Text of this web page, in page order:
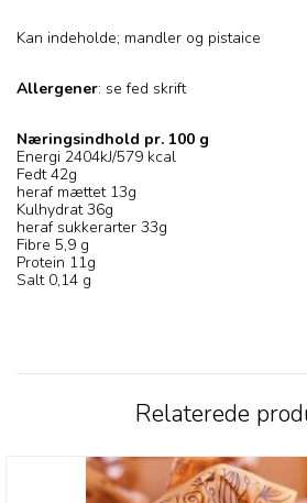
Kan indeholde; mandler og pistaice
Allergener: se fed skrift
Næringsindhold pr. 100 g
Energi 2404kJ/579 kcal
Fedt 42g
heraf mættet 13g
Kulhydrat 36g
heraf sukkerarter 33g
Fibre 5,9 g
Protein 11g
Salt 0,14 g
Relaterede